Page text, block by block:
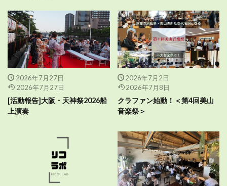
2026年7月27日
2026年7月27日
[活動報告]大阪・天神祭2026船
上演奏
2026年7月2日
2026年7月8日
クラファン始動！＜第4回美山
音楽祭＞